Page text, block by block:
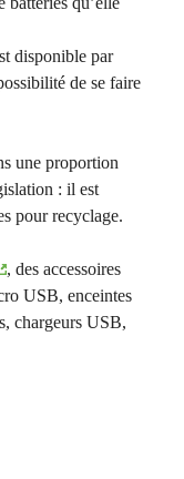
disponible par
de se faire
une proportion
: il est
pour recyclage.
, des accessoires
USB, enceintes
chargeurs USB,